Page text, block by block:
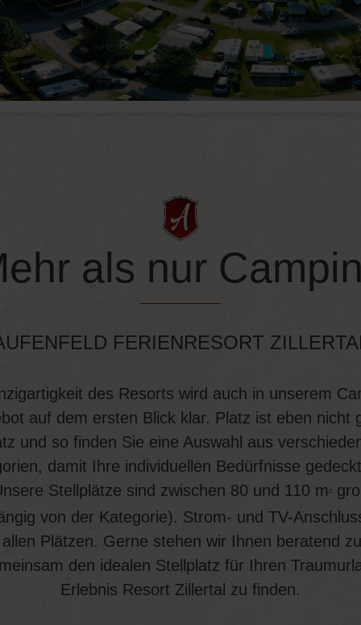
als nur
FERIENRESORT
des Resorts wird auch in unserem
auf dem ersten Blick klar. Platz ist eben nicht
und so finden Sie eine Auswahl aus
damit Ihre individuellen Bedürfnisse
Stellplätze sind zwischen 80 und 110 m²
von der Kategorie). Strom- und TV-
Plätzen. Gerne stehen wir Ihnen beratend
den idealen Stellplatz für Ihren
Erlebnis Resort Zillertal zu finden.